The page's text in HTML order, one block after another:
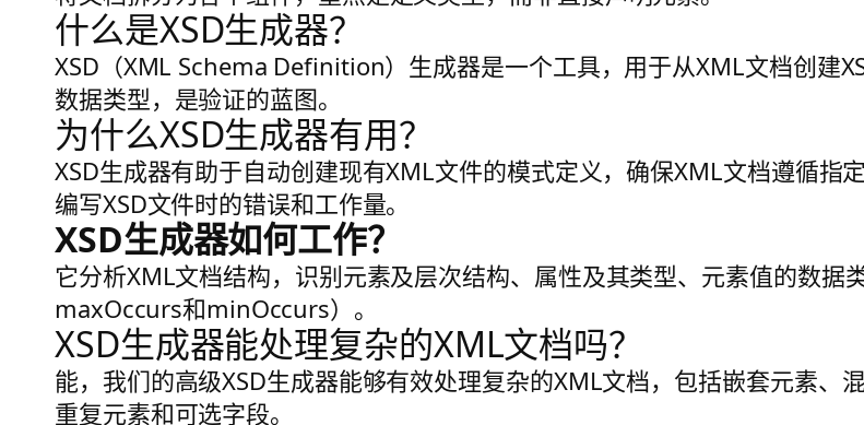
什么是XSD生成器？
XSD（XML Schema Definition）生成器是一个工具，用于从XML文档创建
数据类型，是验证的蓝图。
为什么XSD生成器有用？
XSD生成器有助于自动创建现有XML文件的模式定义，确保XML文档遵循指
编写XSD文件时的错误和工作量。
XSD生成器如何工作？
它分析XML文档结构，识别元素及层次结构、属性及其类型、元素值的数据
maxOccurs和minOccurs）。
XSD生成器能处理复杂的XML文档吗？
能，我们的高级XSD生成器能够有效处理复杂的XML文档，包括嵌套元素、
重复元素和可选字段。